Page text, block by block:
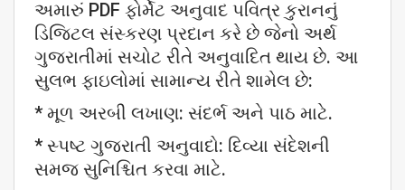
અમારું PDF ફોર્મેટ અનુવાદ પવિત્ર કુરાનનું
ડિજિટલ સંસ્કરણ પ્રદાન કરે છે જેનો અર્થ
ગુજરાતીમાં સચોટ રીતે અનુવાદિત થાય છે. આ
સુલભ ફાઇલોમાં સામાન્ય રીતે શામેલ છે:
* મૂળ અરબી લખાણ: સંદર્ભ અને પાઠ માટે.
* સ્પષ્ટ ગુજરાતી અનુવાદો: દિવ્યા સંદેશની
સમજ સુનિશ્ચિત કરવા માટે.